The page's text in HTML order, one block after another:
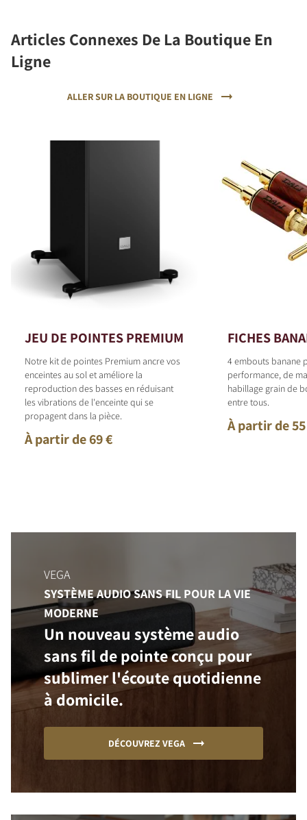
Articles Connexes De La Boutique En
Ligne
ALLER SUR LA BOUTIQUE EN LIGNE
JEU DE POINTES PREMIUM
Notre kit de pointes Premium ancre vos
enceintes au sol et améliore la
reproduction des basses en réduisant
les vibrations de l'enceinte qui se
propagent dans la pièce.
À partir de 69 €
FICHES
4 embouts banane
performance, de
habillage grain de
entre tous.
À partir de
VEGA
SYSTÈME AUDIO SANS FIL POUR LA VIE
MODERNE
Un nouveau système audio
sans fil de pointe conçu pour
sublimer l'écoute quotidienne
à domicile.
DÉCOUVREZ VEGA